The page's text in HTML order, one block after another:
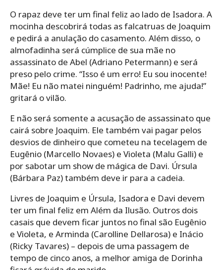
O rapaz deve ter um final feliz ao lado de Isadora. A
mocinha descobrirá todas as falcatruas de Joaquim
e pedirá a anulação do casamento. Além disso, o
almofadinha será cúmplice de sua mãe no
assassinato de Abel (Adriano Petermann) e será
preso pelo crime. “Isso é um erro! Eu sou inocente!
Mãe! Eu não matei ninguém! Padrinho, me ajuda!”
gritará o vilão.
E não será somente a acusação de assassinato que
cairá sobre Joaquim. Ele também vai pagar pelos
desvios de dinheiro que cometeu na tecelagem de
Eugênio (Marcello Novaes) e Violeta (Malu Galli) e
por sabotar um show de mágica de Davi. Úrsula
(Bárbara Paz) também deve ir para a cadeia.
Livres de Joaquim e Úrsula, Isadora e Davi devem
ter um final feliz em Além da Ilusão. Outros dois
casais que devem ficar juntos no final são Eugênio
e Violeta, e Arminda (Carolline Dellarosa) e Inácio
(Ricky Tavares) – depois de uma passagem de
tempo de cinco anos, a melhor amiga de Dorinha